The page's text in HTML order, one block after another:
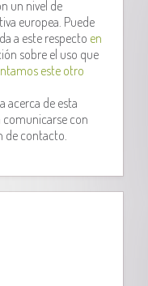
un nivel de
europea. Puede
a este respecto en
sobre el uso que
este otro
acerca de esta
con
de contacto.